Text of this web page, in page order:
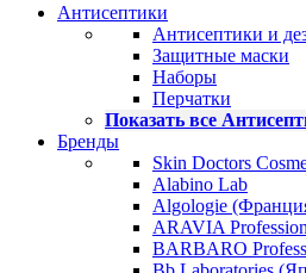
Антисептики
Антисептики и
Защитные маски
Наборы
Перчатки
Показать все
Бренды
Skin Doctors
Alabino Lab
Algologie
ARAVIA
BARBARO